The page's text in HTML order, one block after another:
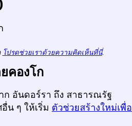
โปรดช่วยเราด้วยความคิดเห็นที่นี่.
คองโก
ก อันดอร์รา ถึง สาธารณรัฐ
น ๆ ให้เริ่ม ตัวช่วยสร้างใหม่เพื่อ